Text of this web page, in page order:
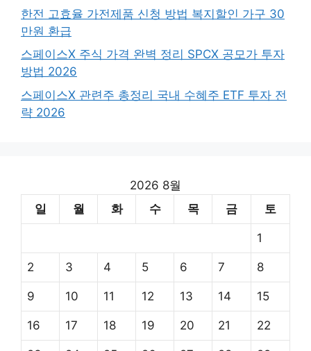
한전 고효율 가전제품 신청 방법 복지할인 가구 30
만원 환급
스페이스X 주식 가격 완벽 정리 SPCX 공모가 투자
방법 2026
스페이스X 관련주 총정리 국내 수혜주 ETF 투자 전
략 2026
2026 8월
일
월 화 수 목 금 토
1
2 3 4 5 6 7 8
9 10 11 12 13 14 15
16 17 18 19 20 21 22